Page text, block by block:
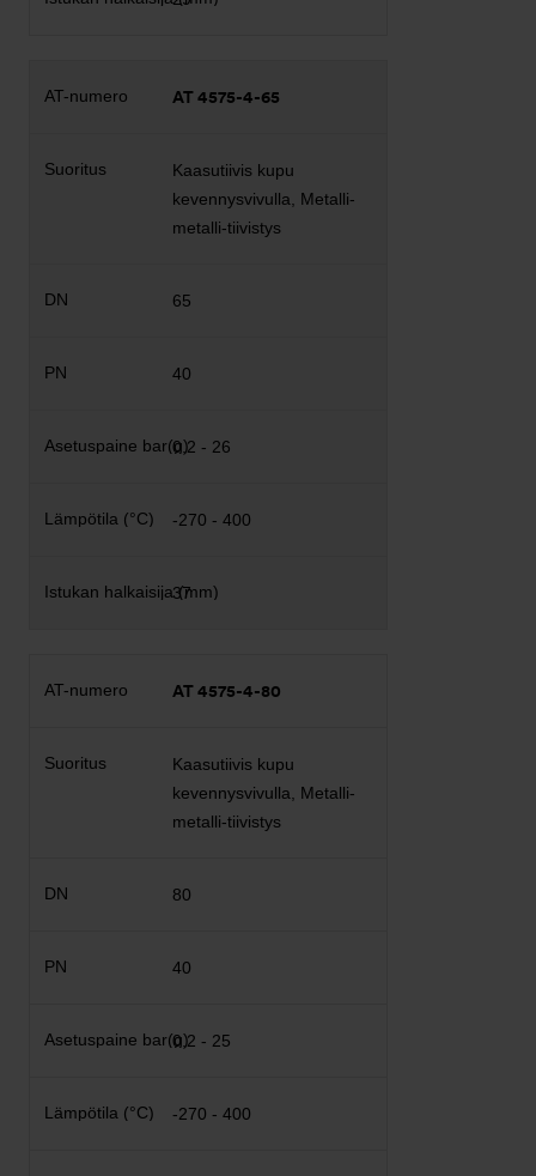
AT 4575-4-65
Kaasutiivis kupu
kevennysvivulla, Metalli-
metalli-tiivistys
65
40
0,2 - 26
-270 - 400
37
AT 4575-4-80
Kaasutiivis kupu
kevennysvivulla, Metalli-
metalli-tiivistys
80
40
0,2 - 25
-270 - 400